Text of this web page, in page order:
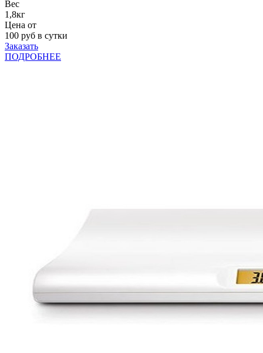
Вес
1,8кг
Цена от
100 руб в сутки
Заказать
ПОДРОБНЕЕ